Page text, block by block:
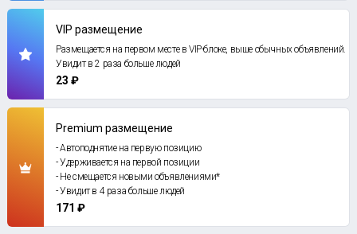
VIP размещение
Размещается на первом месте в VIP-блоке, выше обычных объявлений.
Увидит в 2 раза больше людей
23 ₽
Premium размещение
- Автоподнятие на первую позицию
- Удерживается на первой позиции
- Не смещается новыми объявлениями*
- Увидит в 4 раза больше людей
171 ₽